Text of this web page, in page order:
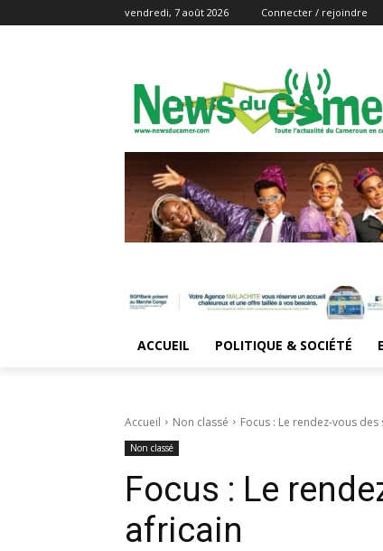
vendredi, 7 août 2026 Connecter / rejoindre
ACCUEIL POLITIQUE & SOCIÉTÉ
Accueil Non classé Focus : Le rendez-vous
Non classé
Focus : Le
africain